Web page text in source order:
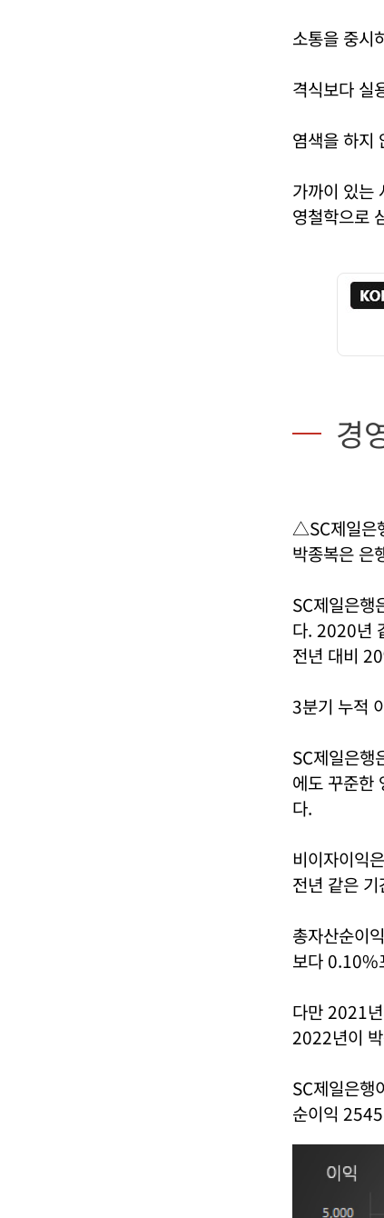
소통을 중시
격식보다 실
염색을 하지
가까이 있는
영철학으로
경
△SC제일은
박종복은 은
SC제일은
다. 2020년
전년 대비
3분기 누적
SC제일은행
에도 꾸준한
다.
비이자이익
전년 같은
총자산순이
보다 0.10%
다만 2021
2022년이
SC제일은
순이익